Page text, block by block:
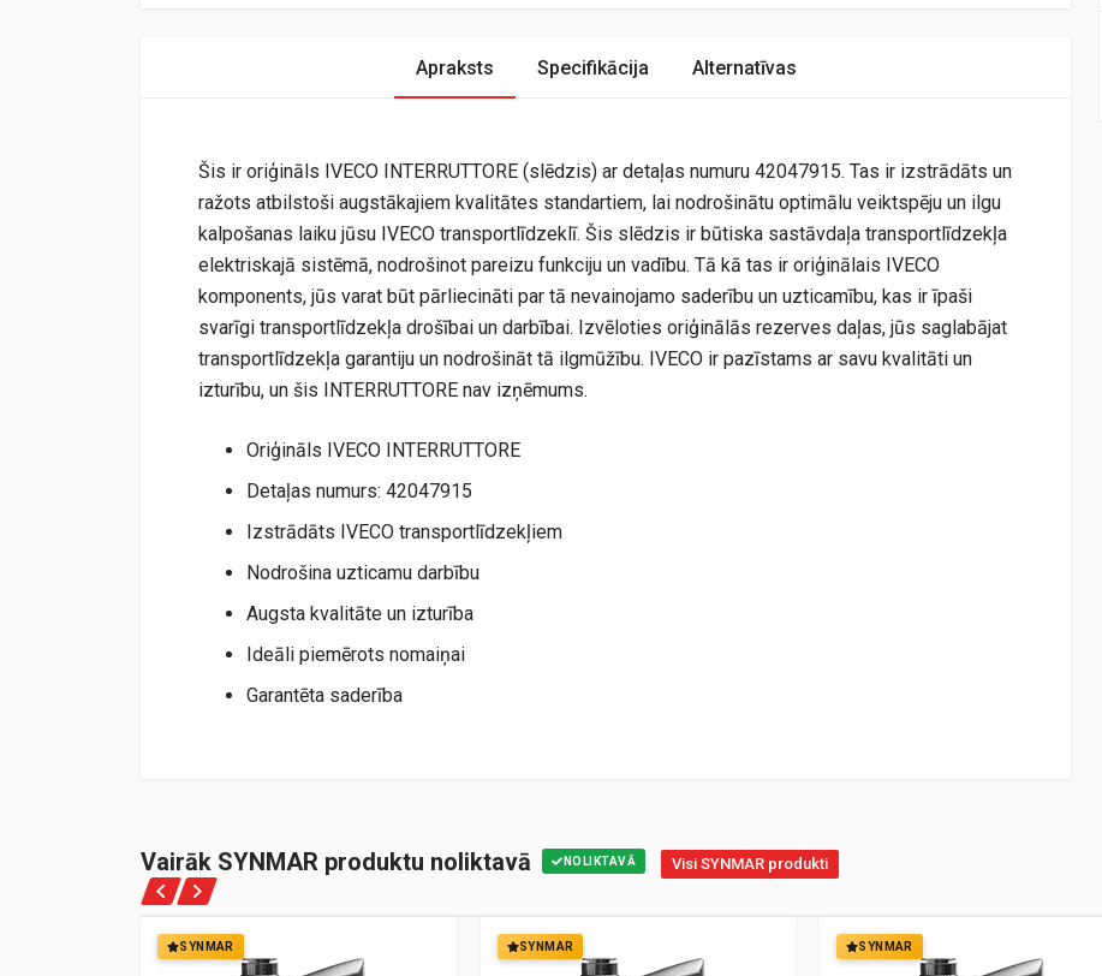
Apraksts Specifikācija Alternatīvas
Šis ir oriģināls IVECO INTERRUTTORE (slēdzis) ar detaļas numuru 42047915. Tas ir izstrādāts un
ražots atbilstoši augstākajiem kvalitātes standartiem, lai nodrošinātu optimālu veiktspēju un ilgu
kalpošanas laiku jūsu IVECO transportlīdzeklī. Šis slēdzis ir būtiska sastāvdaļa transportlīdzekļa
elektriskajā sistēmā, nodrošinot pareizu funkciju un vadību. Tā kā tas ir oriģinālais IVECO
komponents, jūs varat būt pārliecināti par tā nevainojamo saderību un uzticamību, kas ir īpaši
svarīgi transportlīdzekļa drošībai un darbībai. Izvēloties oriģinālās rezerves daļas, jūs saglabājat
transportlīdzekļa garantiju un nodrošināt tā ilgmūžību. IVECO ir pazīstams ar savu kvalitāti un
izturību, un šis INTERRUTTORE nav izņēmums.
Oriģināls IVECO INTERRUTTORE
Detaļas numurs: 42047915
Izstrādāts IVECO transportlīdzekļiem
Nodrošina uzticamu darbību
Augsta kvalitāte un izturība
Ideāli piemērots nomaiņai
Garantēta saderība
Vairāk SYNMAR produktu noliktavā NOLIKTAVĀ Visi SYNMAR produkti
SYNMAR SYNMAR SYNMAR